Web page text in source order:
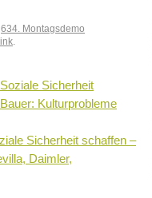
634. Montagsdemo
Sicherheit
Kulturprobleme
Sicherheit schaffen –
Daimler,